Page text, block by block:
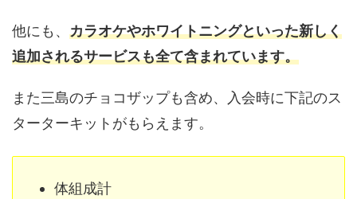
他にも、 カラオケやホワイトニングといった新しく
追加されるサービスも全て含まれています。
また三島のチョコザップも含め、入会時に下記のス
ターターキットがもらえます。
体組成計